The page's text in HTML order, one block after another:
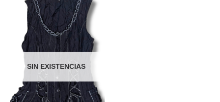
SIN EXISTENCIAS